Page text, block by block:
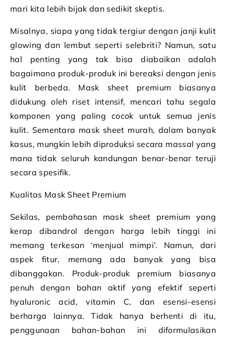
mari kita lebih bijak dan sedikit skeptis.
Misalnya, siapa yang tidak tergiur dengan janji kulit
glowing dan lembut seperti selebriti? Namun, satu
hal penting yang tak bisa diabaikan adalah
bagaimana produk-produk ini bereaksi dengan jenis
kulit berbeda. Mask sheet premium biasanya
didukung oleh riset intensif, mencari tahu segala
komponen yang paling cocok untuk semua jenis
kulit. Sementara mask sheet murah, dalam banyak
kasus, mungkin lebih diproduksi secara massal yang
mana tidak seluruh kandungan benar-benar teruji
secara spesifik.
Kualitas Mask Sheet Premium
Sekilas, pembahasan mask sheet premium yang
kerap dibandrol dengan harga lebih tinggi ini
memang terkesan ‘menjual mimpi’. Namun, dari
aspek fitur, memang ada banyak yang bisa
dibanggakan. Produk-produk premium biasanya
penuh dengan bahan aktif yang efektif seperti
hyaluronic acid, vitamin C, dan esensi-esensi
berharga lainnya. Tidak hanya berhenti di itu,
penggunaan bahan-bahan ini diformulasikan